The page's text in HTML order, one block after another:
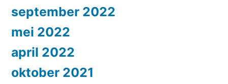
september 2022
mei 2022
april 2022
oktober 2021